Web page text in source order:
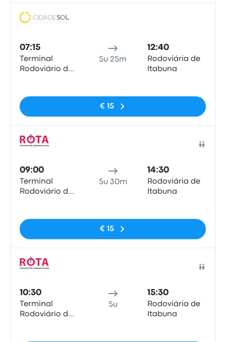
07:15
Terminal
Rodoviário de
5u 25m
12:40
Rodoviária de
Itabuna
€ 15
09:00
Terminal
Rodoviário de
5u 30m
14:30
Rodoviária de
Itabuna
€ 15
10:30
Terminal
Rodoviário de
5u
15:30
Rodoviária de
Itabuna